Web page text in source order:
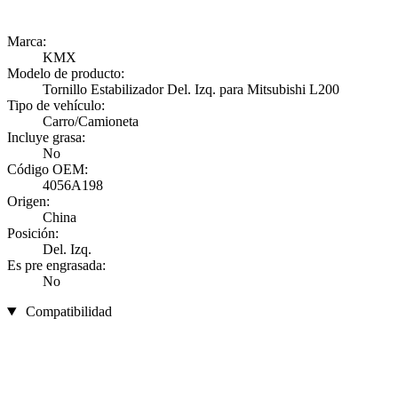
Marca:
KMX
Modelo de producto:
Tornillo Estabilizador Del. Izq. para Mitsubishi L200
Tipo de vehículo:
Carro/Camioneta
Incluye grasa:
No
Código OEM:
4056A198
Origen:
China
Posición:
Del. Izq.
Es pre engrasada:
No
Compatibilidad